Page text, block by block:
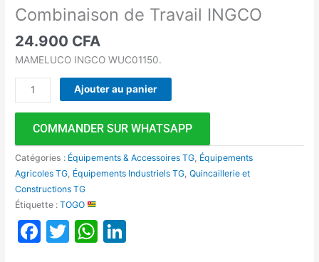
Combinaison de Travail INGCO
24.900 CFA
MAMELUCO INGCO WUC01150.
Ajouter au panier
COMMANDER SUR WHATSAPP
Catégories : Équipements & Accessoires TG Équipements
Agricoles TG Équipements Industriels TG ,Quincaillerie et
Constructions TG
Étiquette :TOGO
Facebook
TwitterWhatsApp